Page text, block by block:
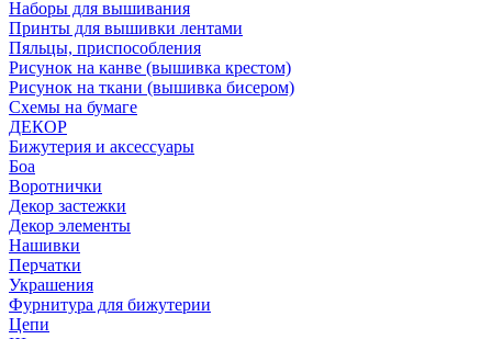
Наборы для вышивания
Принты для вышивки лентами
Пяльцы, приспособления
Рисунок на канве (вышивка крестом)
Рисунок на ткани (вышивка бисером)
Схемы на бумаге
ДЕКОР
Бижутерия и аксессуары
Боа
Воротнички
Декор застежки
Декор элементы
Нашивки
Перчатки
Украшения
Фурнитура для бижутерии
Цепи